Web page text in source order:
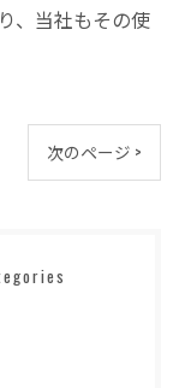
、当社もその使
次のページ >